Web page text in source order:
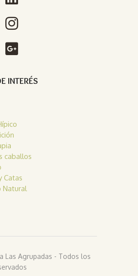
INTERÉS
caballos
Catas
Natural
Las Agrupadas - Todos los